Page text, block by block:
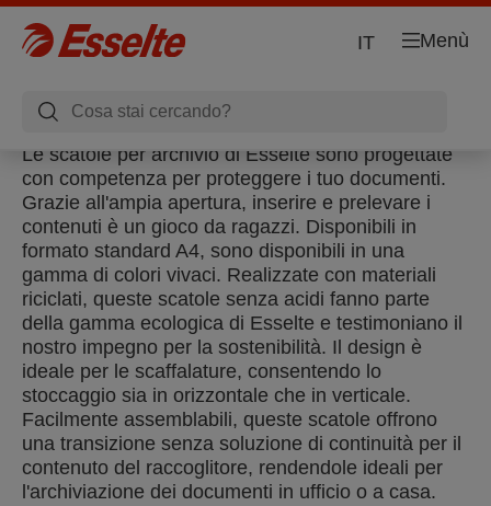
Menù
IT
Le scatole per archivio di Esselte sono progettate
con competenza per proteggere i tuo documenti.
Grazie all'ampia apertura, inserire e prelevare i
contenuti è un gioco da ragazzi. Disponibili in
formato standard A4, sono disponibili in una
gamma di colori vivaci. Realizzate con materiali
riciclati, queste scatole senza acidi fanno parte
della gamma ecologica di Esselte e testimoniano il
nostro impegno per la sostenibilità. Il design è
ideale per le scaffalature, consentendo lo
stoccaggio sia in orizzontale che in verticale.
Facilmente assemblabili, queste scatole offrono
una transizione senza soluzione di continuità per il
contenuto del raccoglitore, rendendole ideali per
l'archiviazione dei documenti in ufficio o a casa.